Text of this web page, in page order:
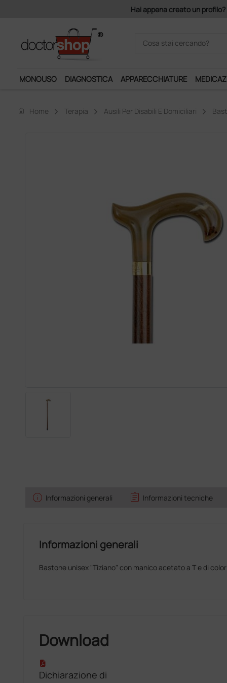
140 euro di imponibile, la consegna è gratis!
MONOUSO DIAGNOSTICA APPARECCHIATURE
home Home Terapia Ausili Per Disabili E Domiciliari
info Informazioni generali assignment Informazioni tecniche
Informazioni generali
Bastone unisex "Tiziano" con manico acetato a T e di
Download
Dichiarazione di